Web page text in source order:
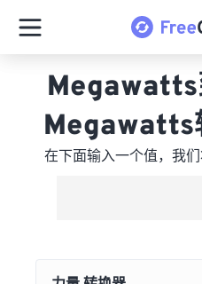
在下面输入一个值，我